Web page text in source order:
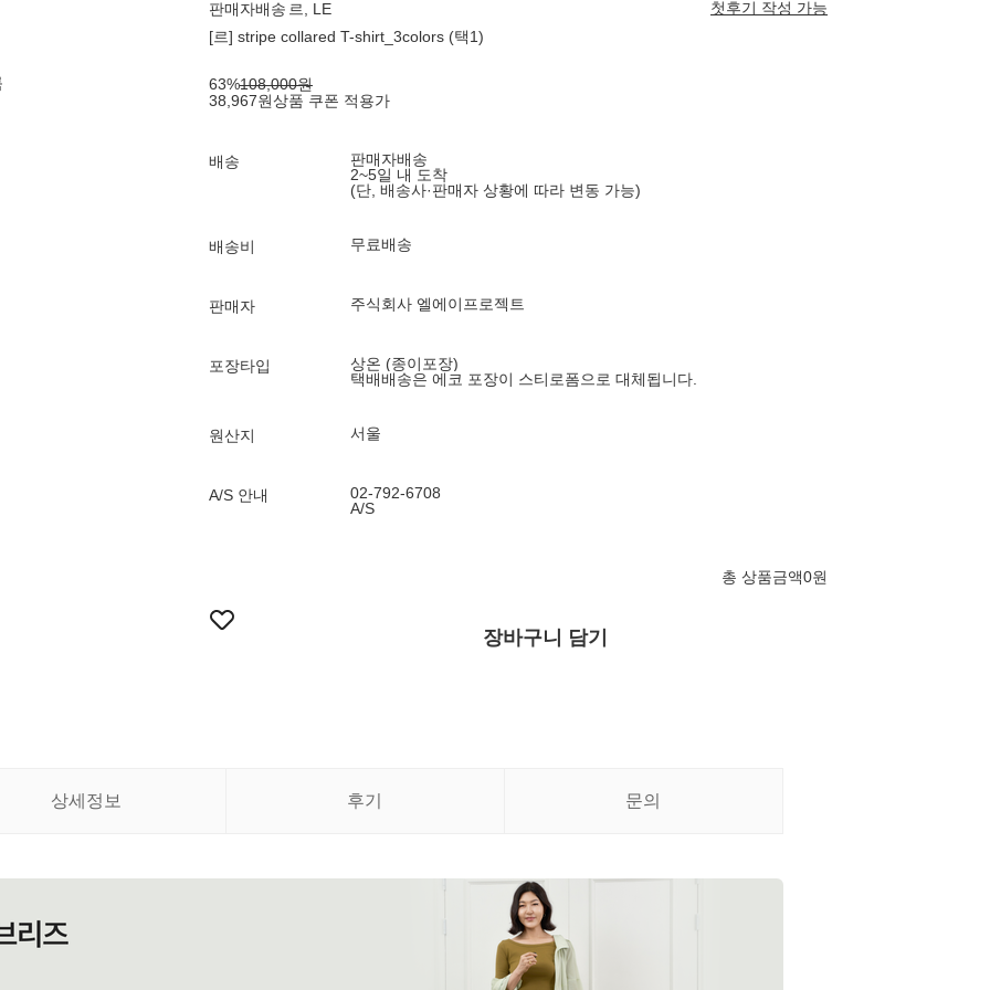
판매자배송 르, LE
첫후기 작성 가능
[르] stripe collared T-shirt_3colors (택1)
63%108,000원
38,967원상품 쿠폰 적용가
배송
판매자배송
2~5일 내 도착
(단, 배송사·판매자 상황에 따라 변동 가능)
배송비 무료배송
판매자 주식회사 엘에이프로젝트
포장타입
상온 (종이포장)
택배배송은 에코 포장이 스티로폼으로 대체됩니다.
원산지 서울
A/S 안내
02-792-6708
A/S
총 상품금액0원
장바구니 담기
상세정보 후기 문의